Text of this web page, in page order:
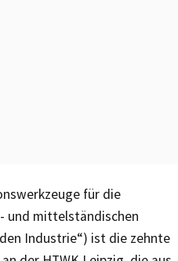
für die
und mittelständischen
Industrie“) ist die zehnte